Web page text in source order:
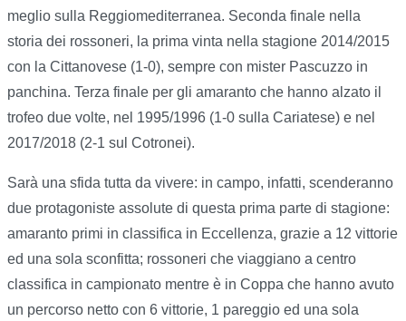
meglio sulla Reggiomediterranea. Seconda finale nella
storia dei rossoneri, la prima vinta nella stagione 2014/2015
con la Cittanovese (1-0), sempre con mister Pascuzzo in
panchina. Terza finale per gli amaranto che hanno alzato il
trofeo due volte, nel 1995/1996 (1-0 sulla Cariatese) e nel
2017/2018 (2-1 sul Cotronei).
Sarà una sfida tutta da vivere: in campo, infatti, scenderanno
due protagoniste assolute di questa prima parte di stagione:
amaranto primi in classifica in Eccellenza, grazie a 12 vittorie
ed una sola sconfitta; rossoneri che viaggiano a centro
classifica in campionato mentre è in Coppa che hanno avuto
un percorso netto con 6 vittorie, 1 pareggio ed una sola